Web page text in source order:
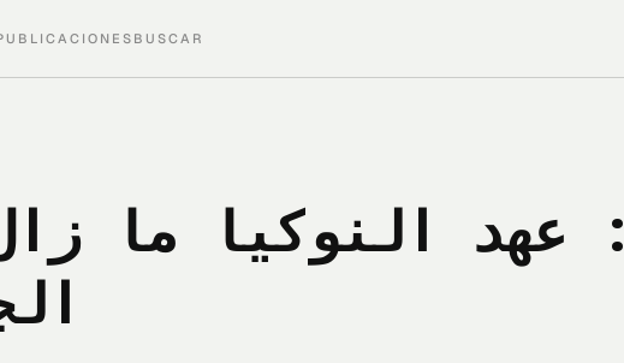
BUSCAR
اليوم ٠٧: عهد النوكيا